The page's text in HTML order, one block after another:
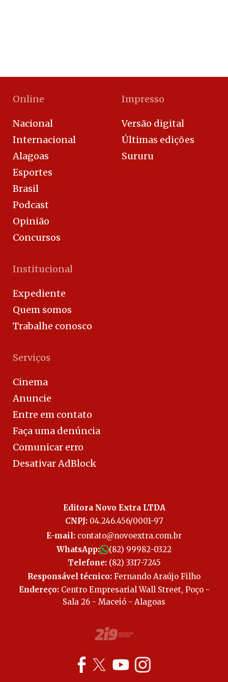
Online
Nacional
Internacional
Alagoas
Esportes
Brasil
Podcast
Opinião
Concursos
Impresso
Versão digital
Últimas edições
Sururu
Institucional
Expediente
Quem somos
Trabalhe conosco
Serviços
Cinema
Anuncie
Entre em contato
Faça uma denúncia
Comunicar erro
Desativar AdBlock
Editora Novo Extra LTDA
CNPJ:04.246.456/0001-97
E-mail: contato@novoextra.com.br
WhatsApp:
(82) 99982-0322
Telefone:(82) 3317-7245
Responsável técnico: Fernando Araújo Filho
Endereço:Centro Empresarial Wall Street, Poço -
Sala 26 - Maceió - Alagoas